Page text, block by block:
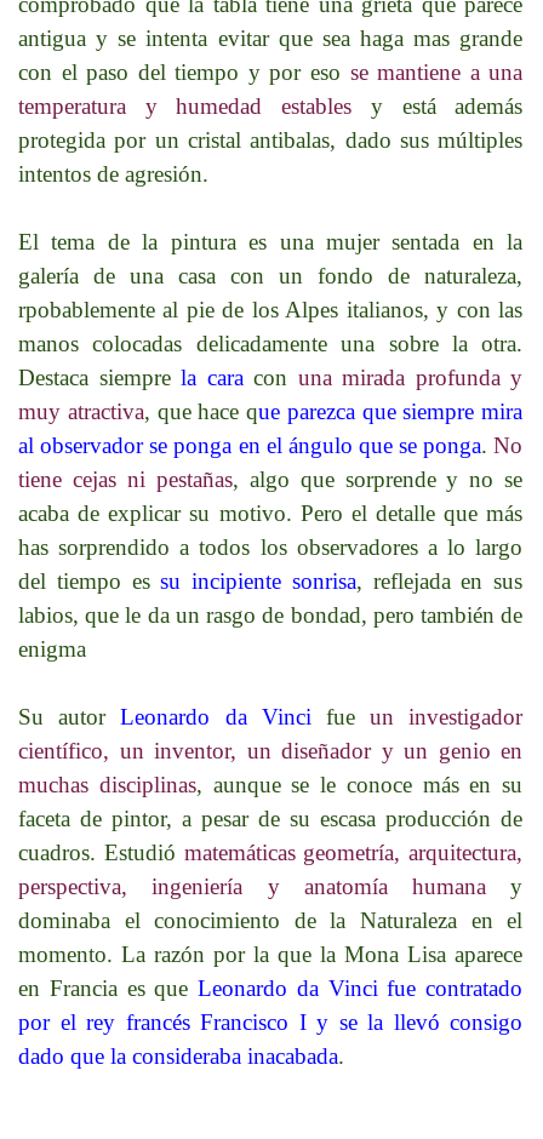
antigua y se intenta evitar que sea haga mas grande
con el paso del tiempo y por eso se mantiene a una
temperatura y humedad estables y está además
protegida por un cristal antibalas, dado sus múltiples
intentos de agresión.
El tema de la pintura es una mujer sentada en la
galería de una casa con un fondo de naturaleza,
rpobablemente al pie de los Alpes italianos, y con las
manos colocadas delicadamente una sobre la otra.
Destaca siemprela cara con una mirada profunda y
muy atractiva, que hace que parezca que siempre mira
al observador se ponga en el ángulo que se ponga.No
tiene cejas ni pestañas, algo que sorprende y no se
acaba de explicar su motivo. Pero el detalle que más
has sorprendido a todos los observadores a lo largo
del tiempo essu incipiente sonrisa, reflejada en sus
labios, que le da un rasgo de bondad, pero también de
enigma
Su autorLeonardo da Vinci fueun investigador
científico, un inventor, un diseñador y un genio en
muchas disciplinas, aunque se le conoce más en su
faceta de pintor, a pesar de su escasa producción de
cuadros. Estudió matemáticas geometría, arquitectura,
perspectiva, ingeniería y anatomía humana y
dominaba el conocimiento de la Naturaleza en el
momento. La razón por la que la Mona Lisa aparece
en Francia es que Leonardo da Vinci fue contratado
por el rey francés Francisco I y se la llevó consigo
dado que la consideraba inacabada.